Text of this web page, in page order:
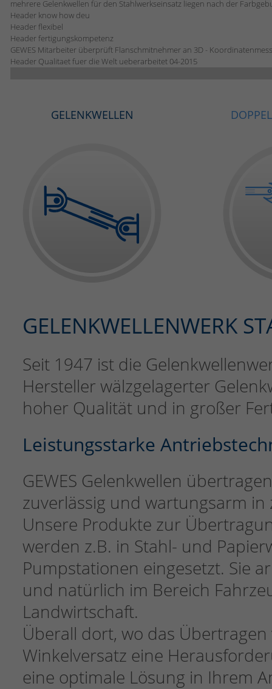
mehrere Gelenkwellen für den Stahlwerkseinsatz liegen nach der
Header know how deu
Header flexibel
Header fertigungskompetenz
GEWES Mitarbeiter überprüft Flanschmitnehmer an 3D -
Header Qualitaet fuer die Welt ueberarbeitet 04-2015
GELENKWELLEN
GELENKWELLENWERK
Seit 1947 ist die
Hersteller wälzgelagerter
hoher Qualität und in großer
Leistungsstarke
GEWES Gelenkwellen
zuverlässig und wartungsarm
Unsere Produkte zur
werden z.B. in Stahl- und
Pumpstationen eingesetzt. Sie
und natürlich im Bereich
Landwirtschaft.
Überall dort, wo das
Winkelversatz eine
eine optimale Lösung in Ihrem